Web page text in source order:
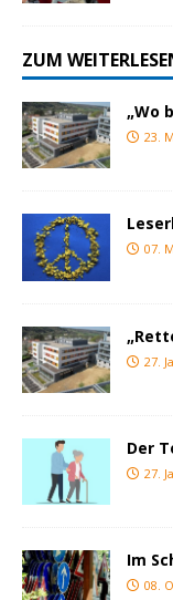
ZUM
„Wo
23.
07.
27.
Der
27.
Im
08.